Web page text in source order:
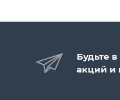
Будьте
акций и